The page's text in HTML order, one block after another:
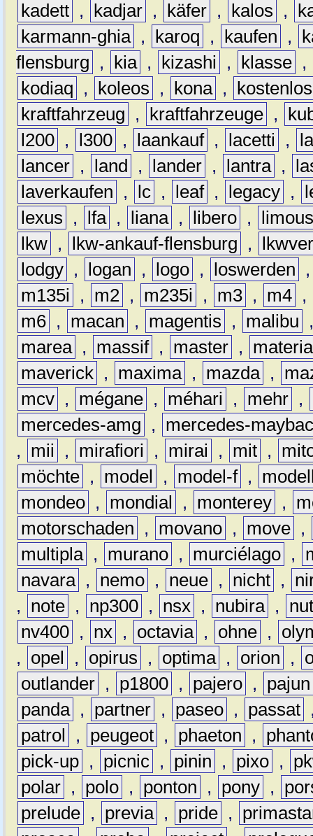
kadett , kadjar , käfer , kalos ,
karmann-ghia , karoq , kaufen ,
flensburg
, kia , kizashi , klasse ,
kodiaq
, koleos , kona ,
kostenlos
kraftfahrzeug
, kraftfahrzeuge ,
l200 , l300 , laankauf , lacetti ,
lancer , land , lander , lantra ,
laverkaufen
, lc , leaf , legacy ,
lexus
, lfa , liana , libero ,
lkw , lkw-ankauf-flensburg ,
lodgy , logan , logo , loswerden
m135i
, m2 , m235i , m3 , m4 ,
m6 , macan , magentis , malibu
marea , massif , master ,
materia
maverick , maxima , mazda ,
mcv , mégane , méhari , mehr ,
mercedes-amg
,
mercedes-
,
mii , mirafiori , mirai , mit ,
möchte , model , model-f ,
mondeo , mondial , monterey ,
motorschaden
, movano , move ,
multipla , murano , murciélago ,
navara , nemo , neue , nicht ,
,
note , np300 , nsx , nubira ,
nv400 , nx , octavia , ohne ,
,
opel , opirus , optima , orion ,
outlander , p1800 , pajero ,
pajun
panda , partner , paseo , passat
patrol
, peugeot , phaeton ,
pick-up , picnic , pinin , pixo ,
polar , polo , ponton , pony ,
prelude , previa , pride ,